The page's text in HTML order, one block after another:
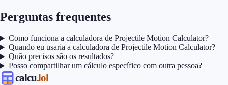
Perguntas frequentes
Como funciona a calculadora de Projectile Motion Calculator?
Quando eu usaria a calculadora de Projectile Motion Calculator?
Quão precisos são os resultados?
Posso compartilhar um cálculo específico com outra pessoa?
calcu.lol